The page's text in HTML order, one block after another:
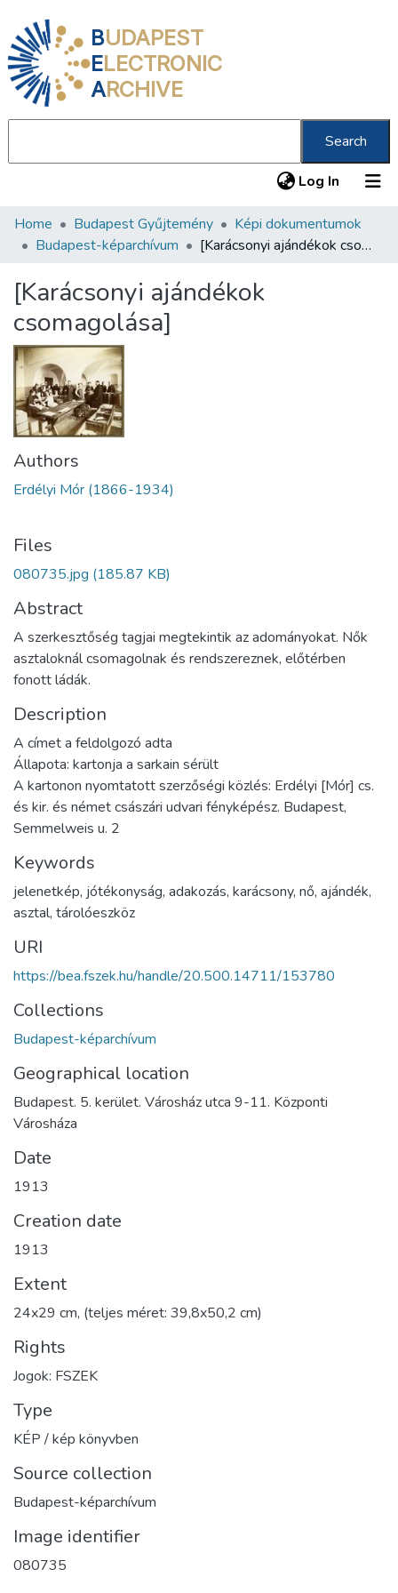
BUDAPEST
ELECTRONIC
ARCHIVE
Search
Log In (current)
Communities & Collections
Statistics
About us
Home Budapest Gyűjtemény
Képi dokumentumok
Budapest-képarchívum
[Karácsonyi ajándékok csomagolása]
[Karácsonyi ajándékok
csomagolása]
Authors
Erdélyi Mór (1866-1934)
Files
080735.jpg (185.87 KB)
Abstract
A szerkesztőség tagjai megtekintik az adományokat. Nők
asztaloknál csomagolnak és rendszereznek, előtérben
fonott ládák.
Description
A címet a feldolgozó adta
Állapota: kartonja a sarkain sérült
A kartonon nyomtatott szerzőségi közlés: Erdélyi [Mór] cs.
és kir. és német császári udvari fényképész. Budapest,
Semmelweis u. 2
Keywords
jelenetkép, jótékonyság, adakozás, karácsony, nő, ajándék,
asztal, tárolóeszköz
URI
https://bea.fszek.hu/handle/20.500.14711/153780
Collections
Budapest-képarchívum
Geographical location
Budapest. 5. kerület. Városház utca 9-11. Központi
Városháza
Date
1913
Creation date
1913
Extent
24x29 cm, (teljes méret: 39,8x50,2 cm)
Rights
Jogok: FSZEK
Type
KÉP / kép könyvben
Source collection
Budapest-képarchívum
Image identifier
080735